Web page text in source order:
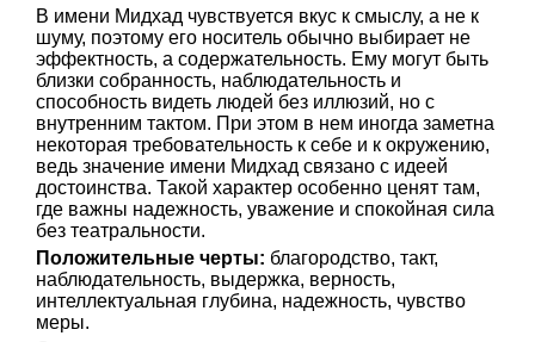
В имени Мидхад чувствуется вкус к смыслу, а не к
шуму, поэтому его носитель обычно выбирает не
эффектность, а содержательность. Ему могут быть
близки собранность, наблюдательность и
способность видеть людей без иллюзий, но с
внутренним тактом. При этом в нем иногда заметна
некоторая требовательность к себе и к окружению,
ведь значение имени Мидхад связано с идеей
достоинства. Такой характер особенно ценят там,
где важны надежность, уважение и спокойная сила
без театральности.
Положительные черты: благородство, такт,
наблюдательность, выдержка, верность,
интеллектуальная глубина, надежность, чувство
меры.